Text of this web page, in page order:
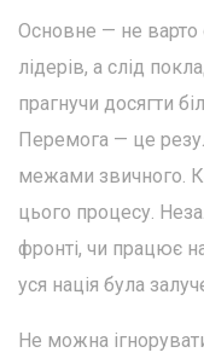
Основне — не варто
лідерів, а слід
прагнучи досягти
Перемога — це
межами звичного.
цього процесу.
фронті, чи працює
уся нація була
Не можна